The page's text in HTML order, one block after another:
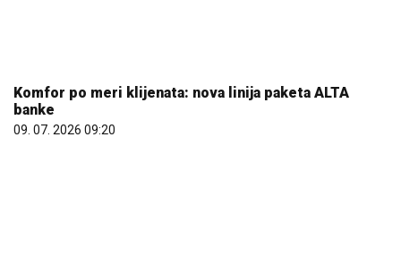
09. 07. 2026 09:20